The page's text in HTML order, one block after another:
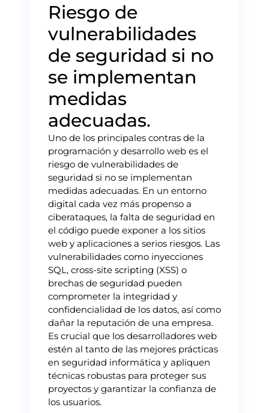
Riesgo de
vulnerabilidades
de seguridad si no
se implementan
medidas
adecuadas.
Uno de los principales contras de la
programación y desarrollo web es el
riesgo de vulnerabilidades de
seguridad si no se implementan
medidas adecuadas. En un entorno
digital cada vez más propenso a
ciberataques, la falta de seguridad en
el código puede exponer a los sitios
web y aplicaciones a serios riesgos. Las
vulnerabilidades como inyecciones
SQL, cross-site scripting (XSS) o
brechas de seguridad pueden
comprometer la integridad y
confidencialidad de los datos, así como
dañar la reputación de una empresa.
Es crucial que los desarrolladores web
estén al tanto de las mejores prácticas
en seguridad informática y apliquen
técnicas robustas para proteger sus
proyectos y garantizar la confianza de
los usuarios.